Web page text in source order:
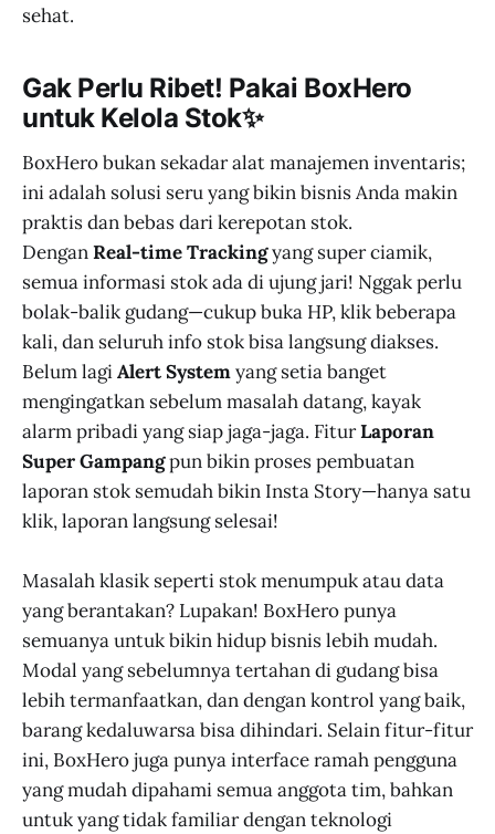
sehat.
Gak Perlu Ribet! Pakai BoxHero
untuk Kelola Stok✨
BoxHero bukan sekadar alat manajemen inventaris;
ini adalah solusi seru yang bikin bisnis Anda makin
praktis dan bebas dari kerepotan stok.
DenganReal-time Trackingyang super ciamik,
semua informasi stok ada di ujung jari! Nggak perlu
bolak-balik gudang—cukup buka HP, klik beberapa
kali, dan seluruh info stok bisa langsung diakses.
Belum lagiAlert Systemyang setia banget
mengingatkan sebelum masalah datang, kayak
alarm pribadi yang siap jaga-jaga. FiturLaporan
Super Gampangpun bikin proses pembuatan
laporan stok semudah bikin Insta Story—hanya satu
klik, laporan langsung selesai!
Masalah klasik seperti stok menumpuk atau data
yang berantakan? Lupakan! BoxHero punya
semuanya untuk bikin hidup bisnis lebih mudah.
Modal yang sebelumnya tertahan di gudang bisa
lebih termanfaatkan, dan dengan kontrol yang baik,
barang kedaluwarsa bisa dihindari. Selain fitur-fitur
ini, BoxHero juga punya interface ramah pengguna
yang mudah dipahami semua anggota tim, bahkan
untuk yang tidak familiar dengan teknologi